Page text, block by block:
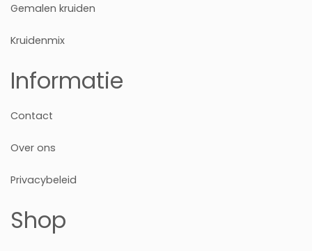
Gemalen kruiden
Kruidenmix
Informatie
Contact
Over ons
Privacybeleid
Shop